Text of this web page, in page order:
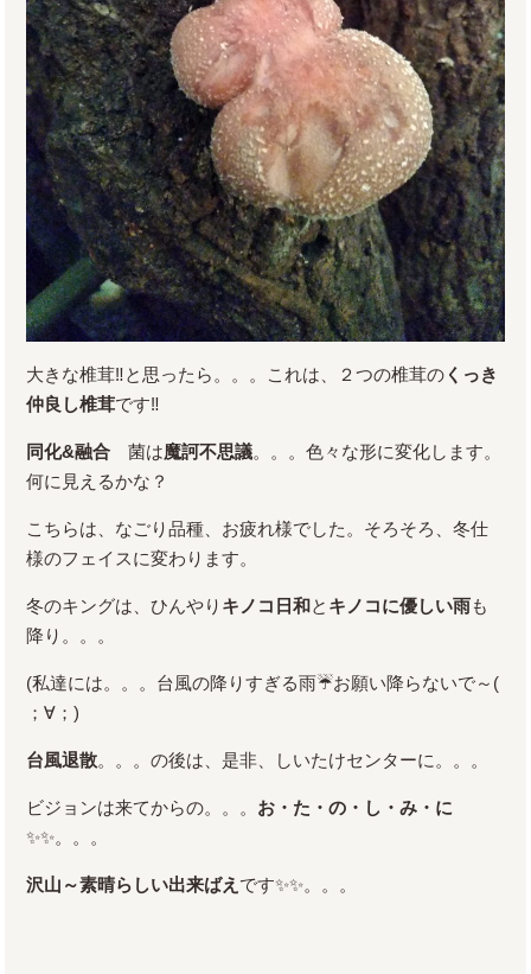
大きな椎茸‼と思ったら。。。これは、２つの椎茸の くっき
仲良し椎茸です‼
同化&融合 菌は魔訶不思議。。。色々な形に変化します。
何に見えるかな？
こちらは、なごり品種、お疲れ様でした。そろそろ、冬仕
様のフェイスに変わります。
冬のキングは、ひんやり キノコ日和と キノコに優しい雨も
降り。。。
(私達には。。。台風の降りすぎる雨☔お願い降らないで～(
；∀；)
台風退散。。。の後は、是非、しいたけセンターに。。。
ビジョンは来てからの。。。 お・た・の・し・み・に
✨✨。。。
沢山～素晴らしい出来ばえ です✨✨。。。